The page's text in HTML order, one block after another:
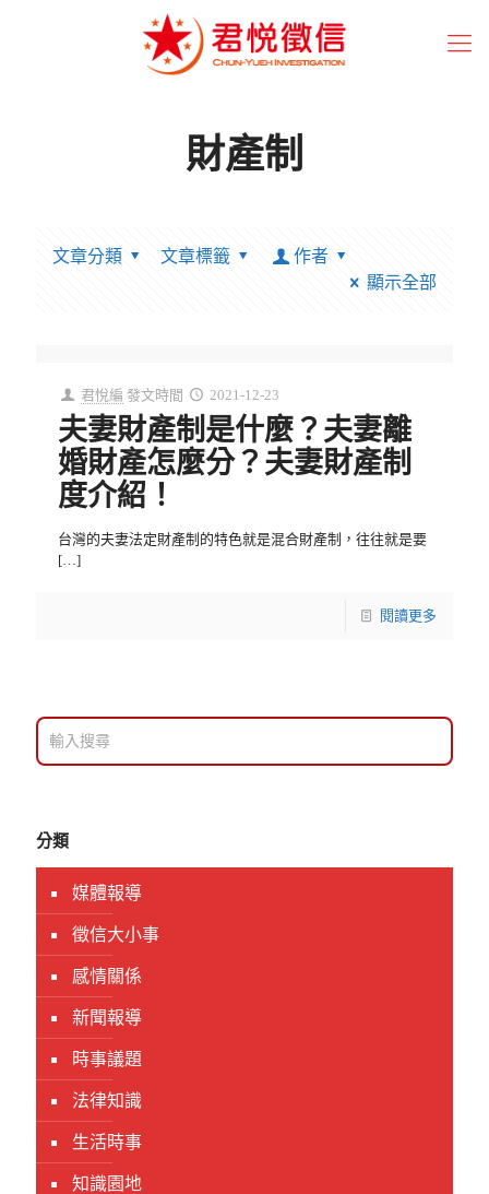
財產制
文章分類 文章標籤
作者
顯示全部
君悅編 發文時間 2021-12-23
夫妻財產制是什麼？夫妻離
婚財產怎麼分？夫妻財產制
度介紹！
台灣的夫妻法定財產制的特色就是混合財產制，往往就是要
[…]
閱讀更多
分類
媒體報導
徵信大小事
感情關係
新聞報導
時事議題
法律知識
生活時事
知識園地